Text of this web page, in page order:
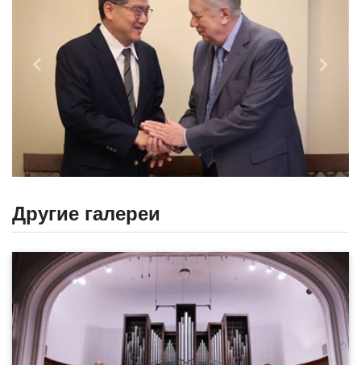
Назад
Другие галереи